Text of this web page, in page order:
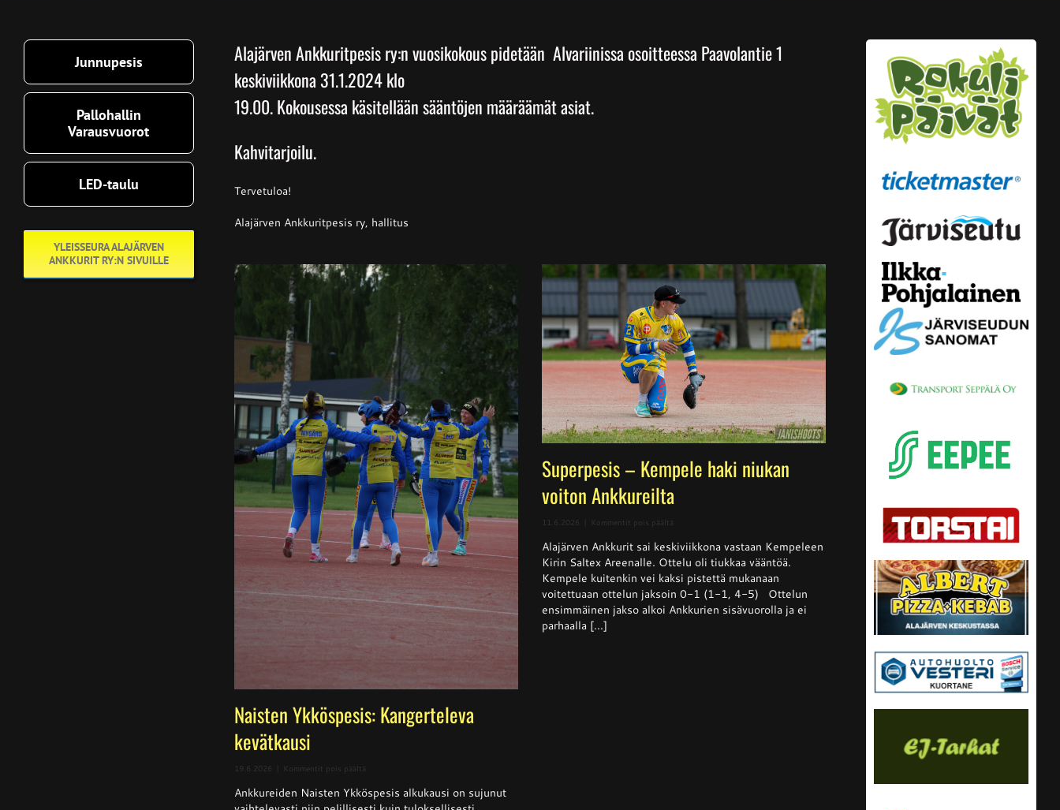
Junnupesis
Pallohallin
Varausvuorot
LED-taulu
YLEISSEURA ALAJÄRVEN
ANKKURIT RY:N SIVUILLE
Alajärven Ankkuritpesis ry:n vuosikokous pidetään Alvariinissa osoitteessa Paavolantie 1
keskiviikkona 31.1.2024 klo
19.00. Kokousessa käsitellään sääntöjen määräämät asiat.
Kahvitarjoilu.
Tervetuloa!
Alajärven Ankkuritpesis ry, hallitus
Naisten Ykköspesis: Kangerteleva
kevätkausi
19.6.2026 Kommentit pois päältä
Ykköspesis:
Kangerteleva
Ankkureiden Naisten Ykköspesis alkukausi on sujunut
Superpesis – Kempele haki niukan
voiton Ankkureilta
11.6.2026 Kommentit pois päältä
–
Kempele
haki
niukan
voiton
Ankkureilta
Alajärven Ankkurit sai keskiviikkona vastaan Kempeleen
Kirin Saltex Areenalle. Ottelu oli tiukkaa vääntöä.
Kempele kuitenkin vei kaksi pistettä mukanaan
voitettuaan ottelun jaksoin 0-1 (1-1, 4-5) Ottelun
ensimmäinen jakso alkoi Ankkurien sisävuorolla ja ei
parhaalla [...]